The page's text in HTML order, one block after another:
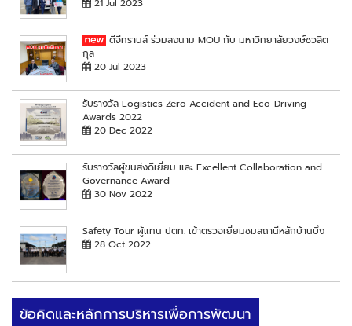
21 Jul 2023
ดีจีทรานส์ ร่วมลงนาม MOU กับ มหาวิทยาลัยวงษ์ชวลิต
กุล
20 Jul 2023
รับรางวัล Logistics Zero Accident and Eco-Driving
Awards 2022
20 Dec 2022
รับรางวัลผู้ขนส่งดีเยี่ยม และ Excellent Collaboration and
Governance Award
30 Nov 2022
Safety Tour ผู้แทน ปตท. เข้าตรวจเยี่ยมชมสถานีหลักบ้านบึง
28 Oct 2022
ข้อคิดและหลักการบริหารเพื่อการพัฒนา